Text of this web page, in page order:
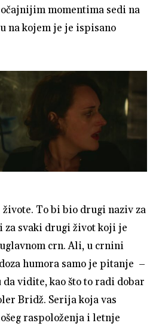
momentima sedi na
na kojem je je ispisano
To bi bio drugi naziv za
za svaki drugi život koji je
crn. Ali, u crnini
humora samo je pitanje –
vidite, kao što to radi dobar
Bridž. Serija koja vas
raspoloženja i letnje